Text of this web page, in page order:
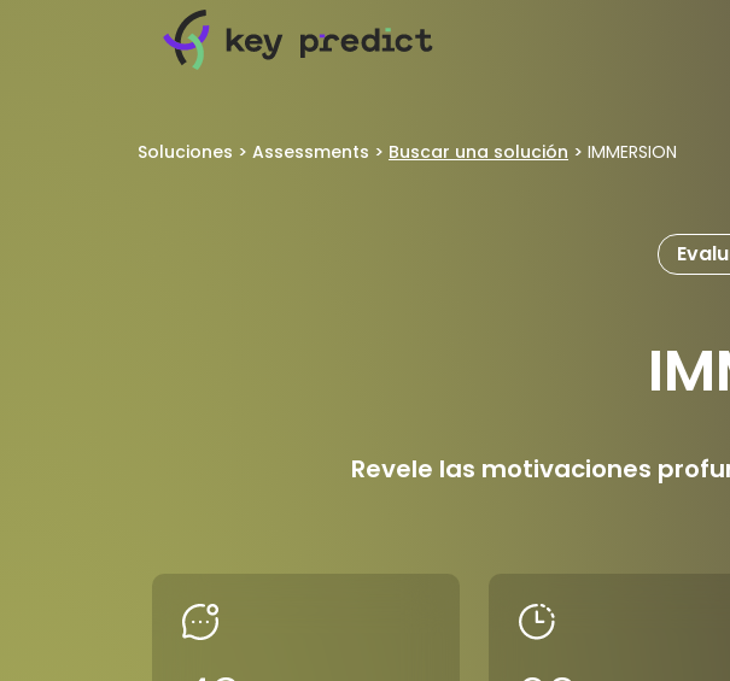
Soluciones > Assessments > Buscar una solución > IMMERSION
Revele las motivaciones